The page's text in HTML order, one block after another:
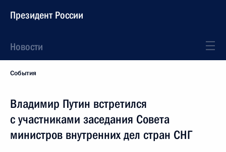
Президент России
Новости
События
Владимир Путин встретился
с участниками заседания Совета
министров внутренних дел стран СНГ